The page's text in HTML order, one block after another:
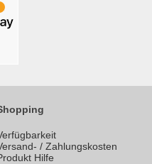
/ Zahlungskosten
Hilfe